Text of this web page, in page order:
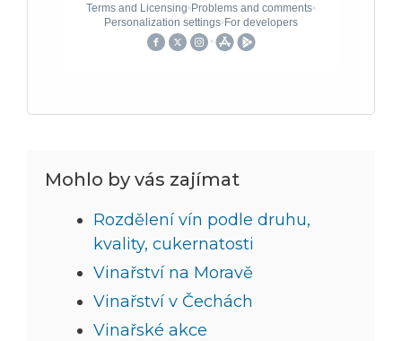
Mohlo by vás zajímat
Rozdělení vín podle druhu,
kvality, cukernatosti
Vinařství na Moravě
Vinařství v Čechách
Vinařské akce